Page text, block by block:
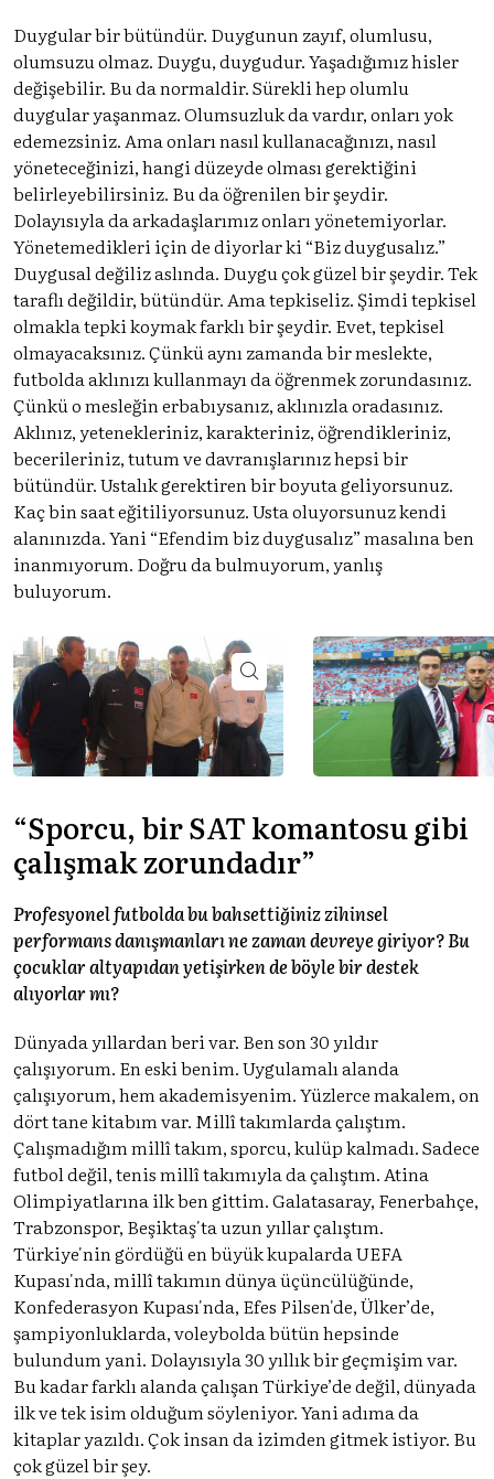
Duygular bir bütündür. Duygunun zayıf, olumlusu,
olumsuzu olmaz. Duygu, duygudur. Yaşadığımız hisler
değişebilir. Bu da normaldir. Sürekli hep olumlu
duygular yaşanmaz. Olumsuzluk da vardır, onları yok
edemezsiniz. Ama onları nasıl kullanacağınızı, nasıl
yöneteceğinizi, hangi düzeyde olması gerektiğini
belirleyebilirsiniz. Bu da öğrenilen bir şeydir.
Dolayısıyla da arkadaşlarımız onları yönetemiyorlar.
Yönetemedikleri için de diyorlar ki “Biz duygusalız.”
Duygusal değiliz aslında. Duygu çok güzel bir şeydir. Tek
taraflı değildir, bütündür. Ama tepkiseliz. Şimdi tepkisel
olmakla tepki koymak farklı bir şeydir. Evet, tepkisel
olmayacaksınız. Çünkü aynı zamanda bir meslekte,
futbolda aklınızı kullanmayı da öğrenmek zorundasınız.
Çünkü o mesleğin erbabıysanız, aklınızla oradasınız.
Aklınız, yetenekleriniz, karakteriniz, öğrendikleriniz,
becerileriniz, tutum ve davranışlarınız hepsi bir
bütündür. Ustalık gerektiren bir boyuta geliyorsunuz.
Kaç bin saat eğitiliyorsunuz. Usta oluyorsunuz kendi
alanınızda. Yani “Efendim biz duygusalız” masalına ben
inanmıyorum. Doğru da bulmuyorum, yanlış
buluyorum.
“Sporcu, bir SAT komantosu gibi
çalışmak zorundadır”
Profesyonel futbolda bu bahsettiğiniz zihinsel
performans danışmanları ne zaman devreye giriyor? Bu
çocuklar altyapıdan yetişirken de böyle bir destek
alıyorlar mı?
Dünyada yıllardan beri var. Ben son 30 yıldır
çalışıyorum. En eski benim. Uygulamalı alanda
çalışıyorum, hem akademisyenim. Yüzlerce makalem, on
dört tane kitabım var. Millî takımlarda çalıştım.
Çalışmadığım millî takım, sporcu, kulüp kalmadı. Sadece
futbol değil, tenis millî takımıyla da çalıştım. Atina
Olimpiyatlarına ilk ben gittim. Galatasaray, Fenerbahçe,
Trabzonspor, Beşiktaş'ta uzun yıllar çalıştım.
Türkiye'nin gördüğü en büyük kupalarda UEFA
Kupası'nda, millî takımın dünya üçüncülüğünde,
Konfederasyon Kupası'nda, Efes Pilsen'de, Ülker’de,
şampiyonluklarda, voleybolda bütün hepsinde
bulundum yani. Dolayısıyla 30 yıllık bir geçmişim var.
Bu kadar farklı alanda çalışan Türkiye’de değil, dünyada
ilk ve tek isim olduğum söyleniyor. Yani adıma da
kitaplar yazıldı. Çok insan da izimden gitmek istiyor. Bu
çok güzel bir şey.